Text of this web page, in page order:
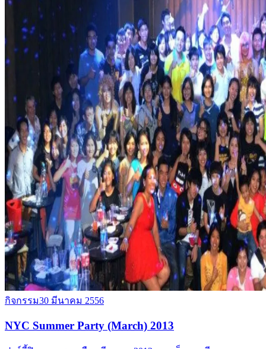
กิจกรรม30 มีนาคม 2556
NYC Summer Party (March) 2013